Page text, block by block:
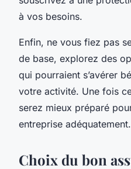
à vos besoins.
Enfin, ne vous fiez pas
de base, explorez des
qui pourraient s’avérer
votre activité. Une fois
serez mieux préparé
entreprise adéquatement.
Choix du bon